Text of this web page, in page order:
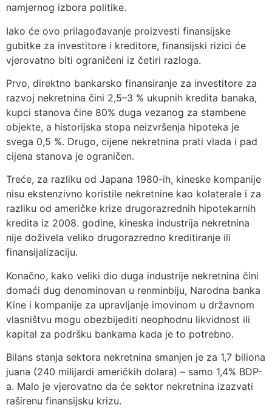
namjernog izbora politike.
Iako će ovo prilagođavanje proizvesti finansijske
gubitke za investitore i kreditore, finansijski rizici će
vjerovatno biti ograničeni iz četiri razloga.
Prvo, direktno bankarsko finansiranje za investitore za
razvoj nekretnina čini 2,5–3 % ukupnih kredita banaka,
kupci stanova čine 80% duga vezanog za stambene
objekte, a historijska stopa neizvršenja hipoteka je
svega 0,5 %. Drugo, cijene nekretnina prati vlada i pad
cijena stanova je ograničen.
Treće, za razliku od Japana 1980-ih, kineske kompanije
nisu ekstenzivno koristile nekretnine kao kolaterale i za
razliku od američke krize drugorazrednih hipotekarnih
kredita iz 2008. godine, kineska industrija nekretnina
nije doživela veliko drugorazredno kreditiranje ili
finansijalizaciju.
Konačno, kako veliki dio duga industrije nekretnina čini
domaći dug denominovan u renminbiju, Narodna banka
Kine i kompanije za upravljanje imovinom u državnom
vlasništvu mogu obezbijediti neophodnu likvidnost ili
kapital za podršku bankama kada je to potrebno.
Bilans stanja sektora nekretnina smanjen je za 1,7 biliona
juana (240 milijardi američkih dolara) – samo 1,4% BDP-
a. Malo je vjerovatno da će sektor nekretnina izazvati
raširenu finansijsku krizu.